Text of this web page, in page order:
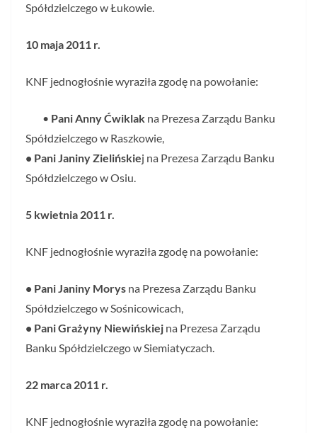
Spółdzielczego w Łukowie.
10 maja 2011 r.
KNF jednogłośnie wyraziła zgodę na powołanie:
• Pani Anny Ćwiklak na Prezesa Zarządu Banku
Spółdzielczego w Raszkowie,
• Pani Janiny Zielińskiej na Prezesa Zarządu Banku
Spółdzielczego w Osiu.
5 kwietnia 2011 r.
KNF jednogłośnie wyraziła zgodę na powołanie:
• Pani Janiny Morys na Prezesa Zarządu Banku
Spółdzielczego w Sośnicowicach,
• Pani Grażyny Niewińskiej na Prezesa Zarządu
Banku Spółdzielczego w Siemiatyczach.
22 marca 2011 r.
KNF jednogłośnie wyraziła zgodę na powołanie: